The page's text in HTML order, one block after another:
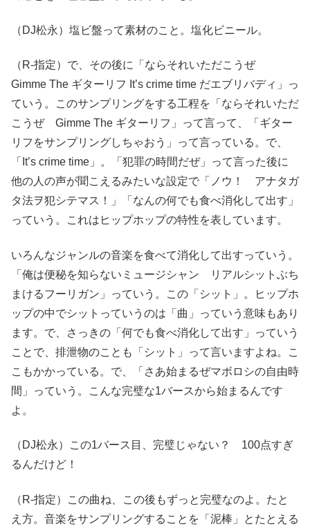
（DJ松永）塩ビ盤って素材のこと。塩化ビニール。
（R-指定）で、その後に「ならそれいただこうぜ
Gimme The ギターリフ It’s crime time だエブリバディ」っ
ていう。このサンプリングをする工程を「ならそれいただ
こうぜ Gimme The ギターリフ」って言って、「ギター
リフをサンプリングしちゃおう」って言っている。で、
「It’s crime time」。「犯罪の時間だぜ」って言った後に
他の人の声が聞こえるみたいな設定で「ノウ！ アナタガ
タ法ヲ犯シテマス！」「なんの何でも食べ消化して出す」
っていう。これはヒップホップの特性を表しています。
いろんなジャンルの音楽を食べて消化して出すっていう。
「俺は便秘を知らないミュージシャン リアルシットぶち
まけるフーリガン」っていう。この「シット」。ヒップホ
ップの中でシットっていうのは「曲」っていう意味もあり
ます。で、さっきの「何でも食べ消化して出す」っていう
ことで、排泄物のことも「シット」って言いますよね。こ
こもかかっている。で、「さあ始まるぜマボロシの自由時
間」っていう。こんな完璧な1バースから始まるんです
よ。
（DJ松永）この1バース目、完璧じゃない？ 100点すぎ
るんだけど！
（R-指定）この曲ね、この後もずっと完璧なのよ。たと
え方。音楽をサンプリングすることを「泥棒」とたとえる